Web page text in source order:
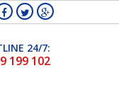
24/7:
199 102